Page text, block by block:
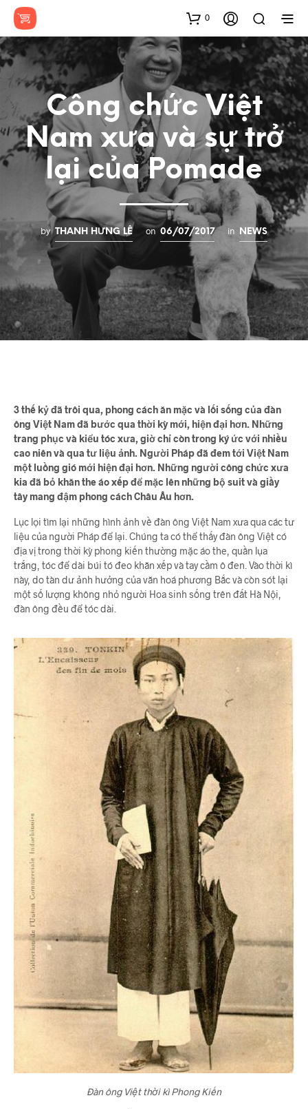
0
Công chức Việt
Nam xưa và sự trở
lại của Pomade
by THANH HƯNG LÊ on 06/07/2017 in NEWS
3 thế kỷ đã trôi qua, phong cách ăn mặc và lối sống của đàn
ông Việt Nam đã bước qua thời kỳ mới, hiện đại hơn. Những
trang phục và kiểu tóc xưa, giờ chỉ còn trong ký ức với nhiều
cao niên và qua tư liệu ảnh. Người Pháp đã đem tới Việt Nam
một luồng gió mới hiện đại hơn. Những người công chức xưa
kia đã bỏ khăn the áo xếp để mặc lên những bộ suit và giầy
tây mang đậm phong cách Châu Âu hơn.
Lục lọi tìm lại những hình ảnh về đàn ông Việt Nam xưa qua các tư
liệu của người Pháp để lại. Chúng ta có thể thấy đàn ông Việt có
địa vị trong thời kỳ phong kiến thường mặc áo the, quần lụa
trắng, tóc để dài búi tó đeo khăn xếp và tay cầm ô đen. Vào thời kì
này, do tàn dư ảnh hưởng của văn hoá phương Bắc và còn sót lại
một số lượng không nhỏ người Hoa sinh sống trên đất Hà Nội,
đàn ông đều để tóc dài.
Đàn ông Việt thời kì Phong Kiến